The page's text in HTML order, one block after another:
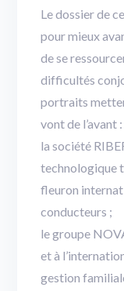
Le dossier de
pour mieux
de se
difficultés
portraits
vont de l’avant :
la société
technologique
fleuron
conducteurs ;
le groupe
et à
gestion